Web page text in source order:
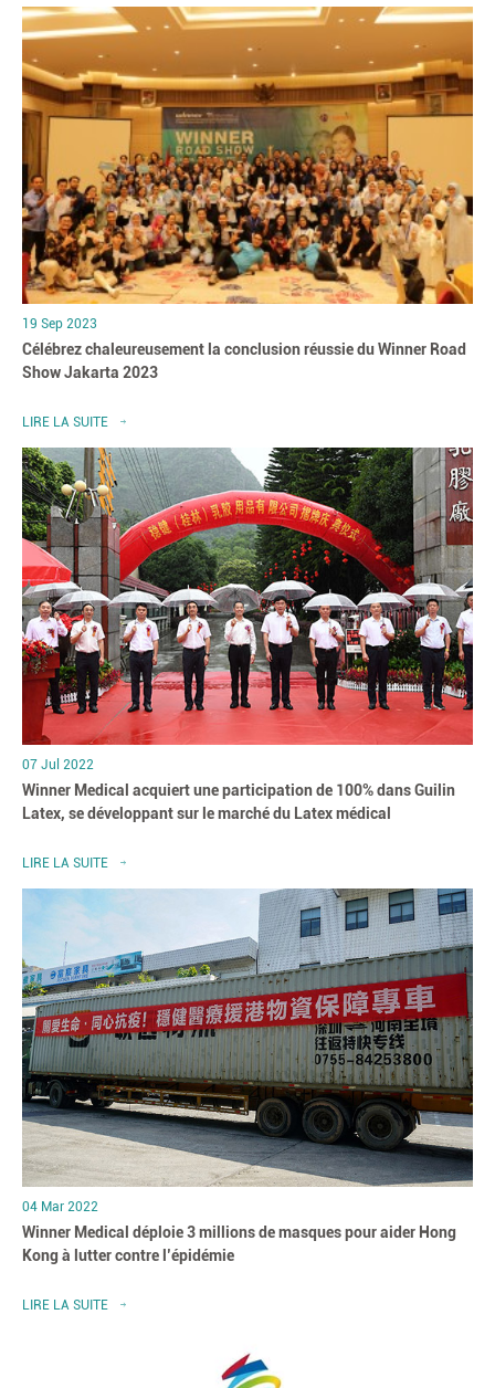
19 Sep 2023
Célébrez chaleureusement la conclusion réussie du Winner Road
Show Jakarta 2023
LIRE LA SUITE
07 Jul 2022
Winner Medical acquiert une participation de 100% dans Guilin
Latex, se développant sur le marché du Latex médical
LIRE LA SUITE
04 Mar 2022
Winner Medical déploie 3 millions de masques pour aider Hong
Kong à lutter contre l’épidémie
LIRE LA SUITE